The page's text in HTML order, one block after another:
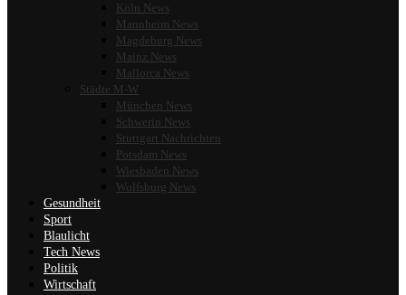
Köln News
Mannheim News
Magdeburg News
Mainz News
Mallorca News
Städte M-W
München News
Schwerin News
Stuttgart Nachrichten
Potsdam News
Wiesbaden News
Wolfsburg News
Gesundheit
Sport
Blaulicht
Tech News
Politik
Wirtschaft